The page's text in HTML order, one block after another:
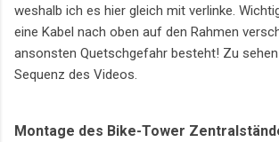
weshalb ich es hier gleich mit verlinke.
eine Kabel nach oben auf den Rahmen
ansonsten Quetschgefahr besteht! Zu
Sequenz des Videos.
Montage des Bike-Tower